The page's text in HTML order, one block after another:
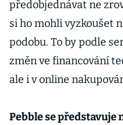
předobjednávat ne
si ho mohli vyzkoušet
podobu. To by podle
změn ve financování
ale i v online
Pebble se představuje